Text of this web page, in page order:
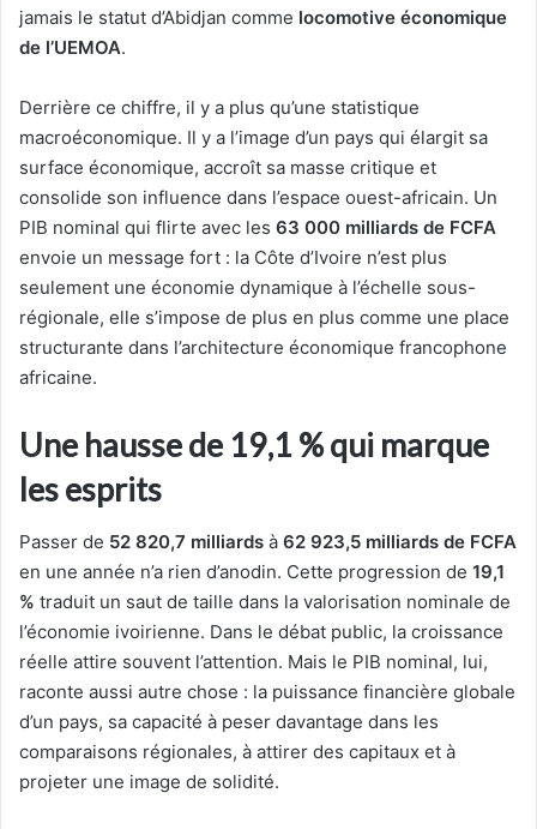
jamais le statut d’Abidjan comme locomotive économique
de l’UEMOA.
Derrière ce chiffre, il y a plus qu’une statistique
macroéconomique. Il y a l’image d’un pays qui élargit sa
surface économique, accroît sa masse critique et
consolide son influence dans l’espace ouest-africain. Un
PIB nominal qui flirte avec les 63 000 milliards de FCFA
envoie un message fort : la Côte d’Ivoire n’est plus
seulement une économie dynamique à l’échelle sous-
régionale, elle s’impose de plus en plus comme une place
structurante dans l’architecture économique francophone
africaine.
Une hausse de 19,1 % qui marque
les esprits
Passer de 52 820,7 milliards à 62 923,5 milliards de FCFA
en une année n’a rien d’anodin. Cette progression de 19,1
% traduit un saut de taille dans la valorisation nominale de
l’économie ivoirienne. Dans le débat public, la croissance
réelle attire souvent l’attention. Mais le PIB nominal, lui,
raconte aussi autre chose : la puissance financière globale
d’un pays, sa capacité à peser davantage dans les
comparaisons régionales, à attirer des capitaux et à
projeter une image de solidité.